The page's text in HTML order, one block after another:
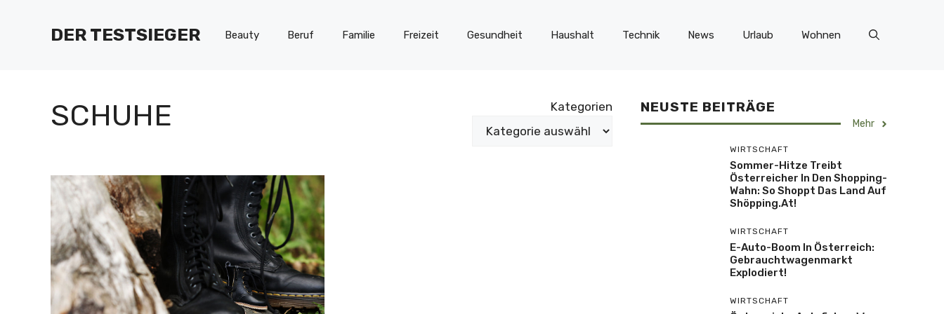
DER TESTSIEGER Beauty Beruf Familie Freizeit Gesundheit Haushalt Technik News Urlaub Wohnen
SCHUHE Kategorien NEUSTE BEITRÄGE
Mehr
WIRTSCHAFT
Sommer-Hitze Treibt
Österreicher In Den Shopping-
Wahn: So Shoppt Das Land Auf
Shöpping.at!
WIRTSCHAFT
E-Auto-Boom In Österreich:
Gebrauchtwagenmarkt
Explodiert!
WIRTSCHAFT